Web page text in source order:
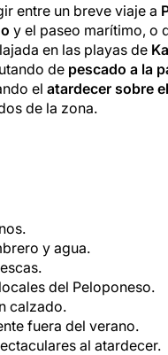
entre un breve viaje a
y el paseo marítimo, o
en las playas de
de pescado a la
el atardecer sobre
de la zona.
y agua.
del Peloponeso.
calzado.
fuera del verano.
al atardecer.